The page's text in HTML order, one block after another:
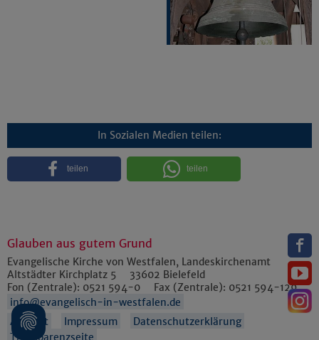
In Sozialen Medien teilen:
teilen teilen
Glauben aus gutem Grund
Evangelische Kirche von Westfalen, Landeskirchenamt
Altstädter Kirchplatz 5
33602 Bielefeld
Fon (Zentrale): 0521 594-0 Fax (Zentrale): 0521 594-129
info@evangelisch-in-westfalen.de
Anfahrt
Impressum
Datenschutzerklärung
Transparenzseite